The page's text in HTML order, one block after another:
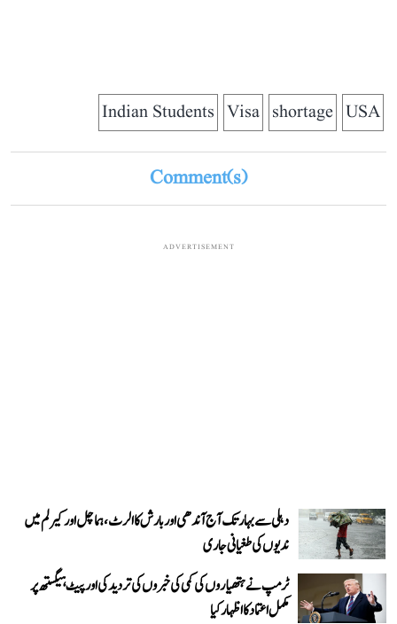
USA
shortage
Visa
Indian Students
Comment(s)
ADVERTISEMENT
دہلی سے بہار تک آج آندھی اور بارش کا الرٹ، ہماچل اور کیرلم میں
ندیوں کی طغیانی جاری
ٹرمپ نے ہتھیاروں کی کمی کی خبروں کی تردید کی اور پیٹ ہیگستھ پر
مکمل اعتماد کا اظہار کیا